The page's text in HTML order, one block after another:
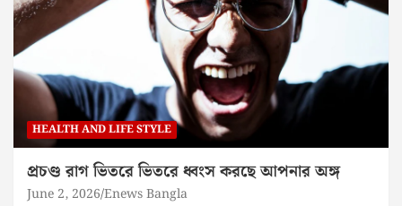
HEALTH AND LIFE STYLE
প্রচণ্ড রাগ ভিতরে ভিতরে ধ্বংস করছে আপনার অঙ্গ
June 2, 2026 Enews Bangla